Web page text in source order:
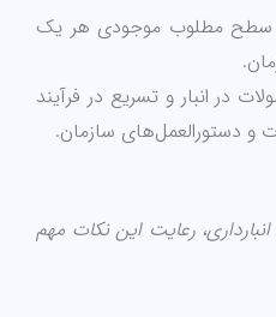
سطح مطلوب موجودی هر یک
در انبار و تسریع در فرآیند
و دستورالعمل‌های سازمان.
رعایت این نکات مهم